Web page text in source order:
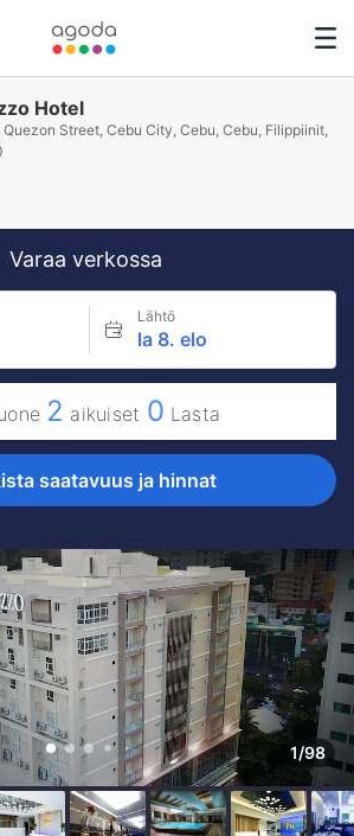
Hotel
Quezon Street, Cebu City, Cebu, Cebu, Filippiinit,
Varaa verkossa
Lähtö
la 8. elo
2 aikuiset 0 Lasta
saatavuus ja hinnat
1/98